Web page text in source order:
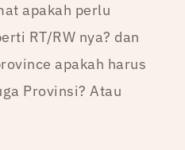
apakah perlu
RT/RW nya? dan
apakah harus
Provinsi? Atau